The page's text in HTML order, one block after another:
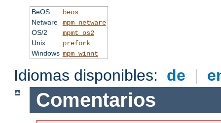
BeOS
beos
Netware
mpm_netware
OS/2
mpmt_os2
Unix
prefork
Windows mpm_winnt
Idiomas disponibles: de |
Comentarios